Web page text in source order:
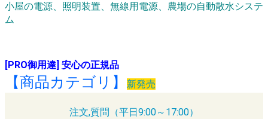
小屋の電源、照明装置、無線用電源、農場の自動散水システ
ム
[PRO御用達] 安心の正規品
【商品カテゴリ】 新発売
注文,質問（平日9:00～17:00）